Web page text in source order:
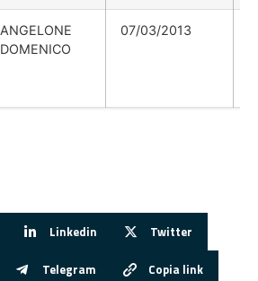
ANGELONE
DOMENICO
07/03/2013
Linkedin Twitter
Telegram Copia link